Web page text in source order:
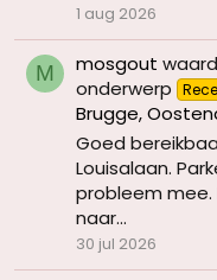
1 aug 2026
M mosgout
onderwerp
Brugge,
Goed
Louisalaan.
probleem mee.
naar...
30 jul 2026